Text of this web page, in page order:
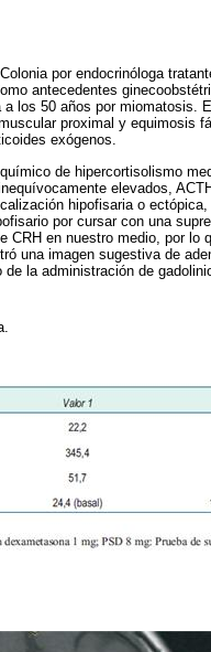
por endocrinóloga
antecedentes
los 50 años por miomatosis.
proximal y equimosis
exógenos.
de hipercortisolismo
elevados,
hipofisaria o
por cursar con una
CRH en nuestro medio, por
una imagen sugestiva de
la administración de